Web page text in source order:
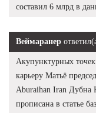
составил 6 млрд в
Веймаранер
Акупунктурных
карьеру Матьё
Aburaihan Iran Дубна
прописана в статье